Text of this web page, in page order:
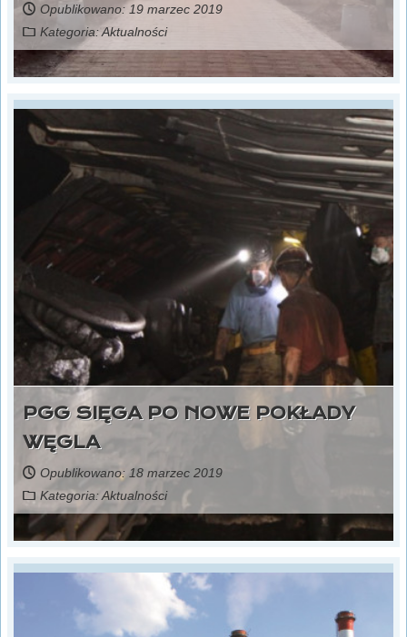
Opublikowano: 19 marzec 2019
Kategoria:Aktualności
PGG SIĘGA PO NOWE POKŁADY
WĘGLA
Opublikowano: 18 marzec 2019
Kategoria:Aktualności